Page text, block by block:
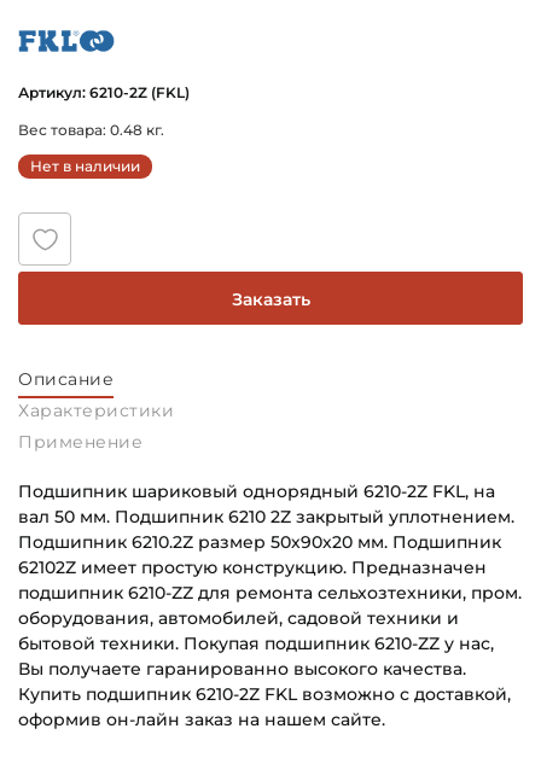
Артикул: 6210-2Z (FKL)
Вес товара: 0.48 кг.
Нет в наличии
Заказать
Описание
Характеристики
Применение
Подшипник шариковый однорядный 6210-2Z FKL, на
вал 50 мм. Подшипник 6210 2Z закрытый уплотнением.
Подшипник 6210.2Z размер 50х90х20 мм. Подшипник
62102Z имеет простую конструкцию. Предназначен
подшипник 6210-ZZ для ремонта сельхозтехники, пром.
оборудования, автомобилей, садовой техники и
бытовой техники. Покупая подшипник 6210-ZZ у нас,
Вы получаете гаранированно высокого качества.
Купить подшипник 6210-2Z FKL возможно с доставкой,
оформив он-лайн заказ на нашем сайте.